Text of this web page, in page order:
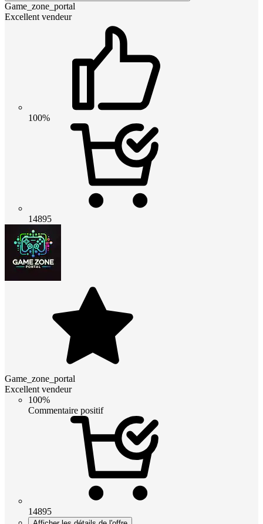
Game_zone_portal
Excellent vendeur
100%
14895
Game_zone_portal
Excellent vendeur
100%
Commentaire positif
14895